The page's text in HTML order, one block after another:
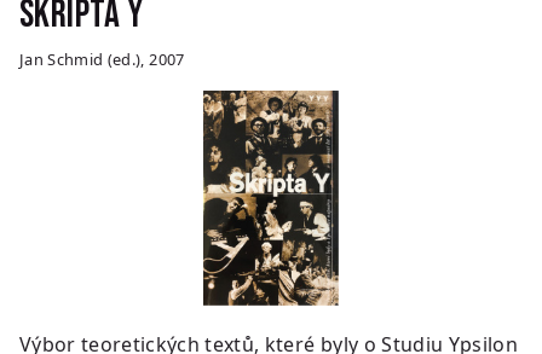
Skripta Y
Jan Schmid (ed.), 2007
Výbor teoretických textů, které byly o Studiu Ypsilon